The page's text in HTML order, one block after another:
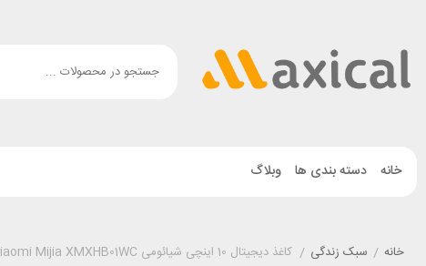
خانه دسته بندی ها وبلاگ
خانه / سبک زندگی / کاغذ دیجیتال 10 اینچی شیائومی Xiaomi Mijia XMXHB01WC